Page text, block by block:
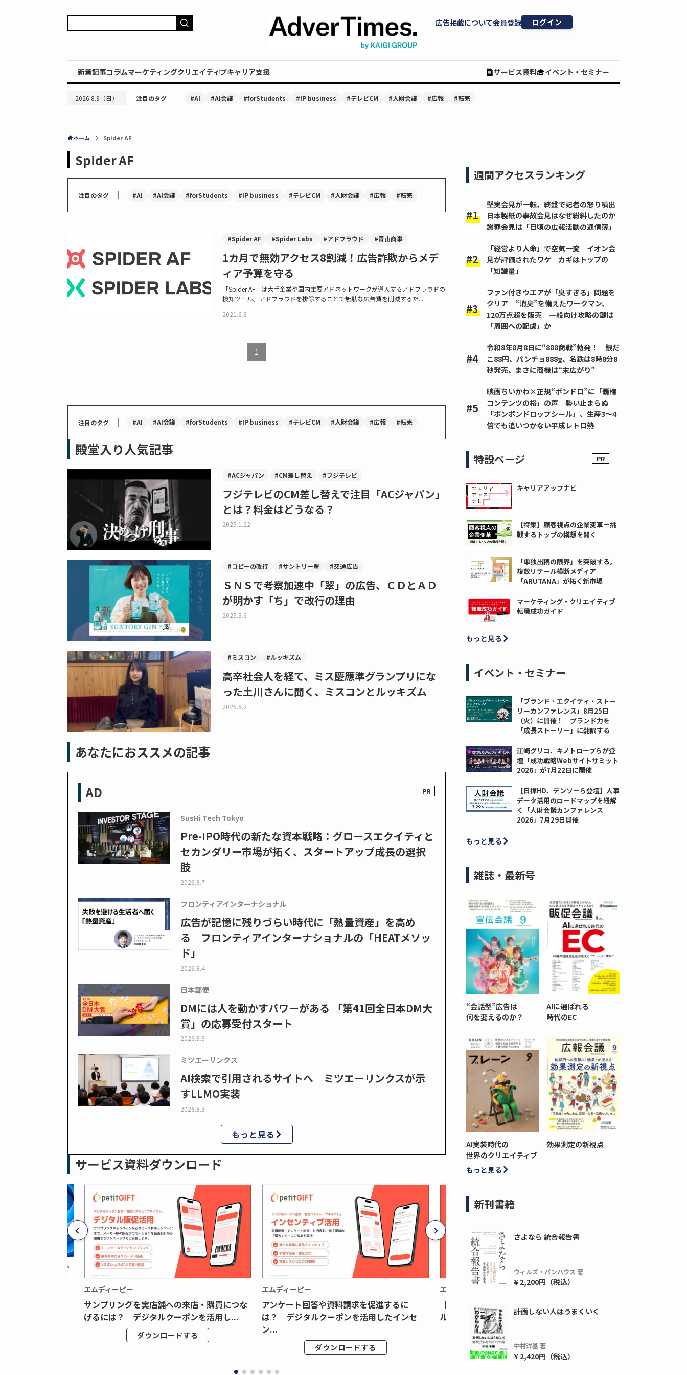
広告掲載について会員登録 ログイン
新着記事コラムマーケティングクリエイティブキャリア支援 サービス資料 イベント・セミナー
2026.8.9（日） 注目のタグ ｜ #AI #AI会議 #forStudents #IP business #テレビCM #人財会議 #広報 #転売
ホーム Spider AF
Spider AF
注目のタグ ｜ #AI #AI会議 #forStudents #IP business #テレビCM #人財会議 #広報 #転売
#Spider AF #Spider Labs #アドフラウド #青山商事
1カ月で無効アクセス8割減！広告詐欺からメデ
ィア予算を守る
「Spider AF」は大手企業や国内主要アドネットワークが導入するアドフラウドの
検知ツール。アドフラウドを排除することで無駄な広告費を削減するだ...
2021.6.3
1
注目のタグ ｜ #AI #AI会議 #forStudents #IP business #テレビCM #人財会議 #広報 #転売
殿堂入り人気記事
#ACジャパン #CM差し替え #フジテレビ
フジテレビのCM差し替えで注目「ACジャパン」
とは？料金はどうなる？
2025.1.22
#コピーの改行 #サントリー翠 #交通広告
ＳＮＳで考察加速中「翠」の広告、ＣＤとＡＤ
が明かす「ち」で改行の理由
2025.3.6
#ミスコン #ルッキズム
高卒社会人を経て、ミス慶應準グランプリにな
った土川さんに聞く、ミスコンとルッキズム
2025.6.2
あなたにおススメの記事
AD
SusHi Tech Tokyo
Pre-IPO時代の新たな資本戦略：グロースエクイティと
セカンダリー市場が拓く、スタートアップ成長の選択
肢
2026.8.7
フロンティアインターナショナル
広告が記憶に残りづらい時代に「熱量資産」を高め
る フロンティアインターナショナルの「HEATメソッ
ド」
2026.8.4
日本郵便
DMには人を動かすパワーがある 「第41回全日本DM大
賞」の応募受付スタート
2026.8.3
ミツエーリンクス
AI検索で引用されるサイトへ ミツエーリンクスが示
すLLMO実装
2026.8.3
もっと見る
サービス資料ダウンロード
エムディーピー
サンプリングを実店舗への来店・購買につな
げるには？ デジタルクーポンを活用し...
ダウンロードする
エムディーピー
アンケート回答や資料請求を促進するに
は？ デジタルクーポンを活用したインセ
ン...
ダウンロードする
エムディーピー
【月間1,000万本以上の配布実績！】デジタ
ルクーポンを活用した販促キャンペーンを...
ダウンロードする
週間アクセスランキング
堅実会見が一転、終盤で記者の怒り噴出
日本製紙の事故会見はなぜ紛糾したのか
謝罪会見は「日頃の広報活動の通信簿」
「経営より人命」で空気一変 イオン会
見が評価されたワケ カギはトップの
「知識量」
ファン付きウエアが「臭すぎる」問題を
クリア “消臭”を備えたワークマン、
120万点超を販売 一般向け攻略の鍵は
「周囲への配慮」か
令和8年8月8日に“888商戦”勃発！ 銀だ
こ88円、パンチョ888g、名鉄は8時8分8
秒発売、まさに商機は“末広がり”
映画ちいかわ×正規“ボンドロ”に「覇権
コンテンツの格」の声 勢い止まらぬ
「ボンボンドロップシール」、生産3～4
倍でも追いつかない平成レトロ熱
特設ページ
キャリアアップナビ
【特集】顧客視点の企業変革ー挑
戦するトップの構想を聞く
「単独出稿の限界」を突破する。
複数リテール横断メディア
「ARUTANA」が拓く新市場
マーケティング・クリエイティブ
転職成功ガイド
もっと見る
イベント・セミナー
「ブランド・エクイティ・ストー
リーカンファレンス」8月25日
（火）に開催！ ブランド力を
「成長ストーリー」に翻訳する
江崎グリコ、キノトロープらが登
壇「成功戦略Webサイトサミット
2026」が7月22日に開催
【日揮HD、デンソーら登壇】人事
データ活用のロードマップを紐解
く「人財会議カンファレンス
2026」7月29日開催
もっと見る
雑誌・最新号
“会話型”広告は
何を変えるのか？
AIに選ばれる
時代のEC
AI実装時代の
世界のクリエイティブ
効果測定の新視点
もっと見る
新刊書籍
さよなら 統合報告書
ウィルズ・パンハウス 著
¥ 2,200円（税込）
計画しない人はうまくいく
中村洋基 著
¥ 2,420円（税込）